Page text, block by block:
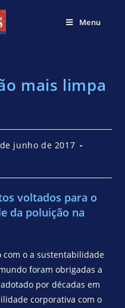
Menu
mais limpa
junho de 2017
voltados para o
da poluição na
com o a sustentabilidade
foram obrigadas a
por décadas em
corporativa com o